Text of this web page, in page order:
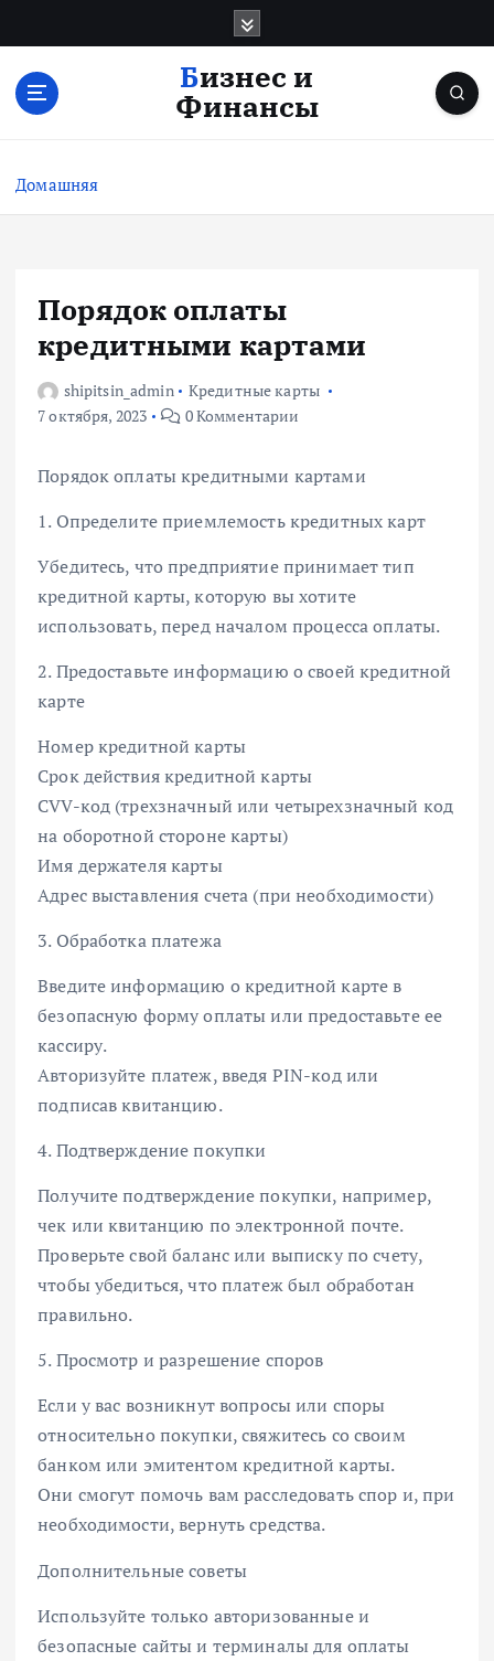
с
Бизнес и
Финансы
Домашняя
Порядок оплаты
кредитными картами
shipitsin_admin
Кредитные карты
7 октября, 2023
0 Комментарии
Порядок оплаты кредитными картами
1. Определите приемлемость кредитных карт
Убедитесь, что предприятие принимает тип
кредитной карты, которую вы хотите
использовать, перед началом процесса оплаты.
2. Предоставьте информацию о своей кредитной
карте
Номер кредитной карты
Срок действия кредитной карты
CVV-код (трехзначный или четырехзначный код
на оборотной стороне карты)
Имя держателя карты
Адрес выставления счета (при необходимости)
3. Обработка платежа
Введите информацию о кредитной карте в
безопасную форму оплаты или предоставьте ее
кассиру.
Авторизуйте платеж, введя PIN-код или
подписав квитанцию.
4. Подтверждение покупки
Получите подтверждение покупки, например,
чек или квитанцию по электронной почте.
Проверьте свой баланс или выписку по счету,
чтобы убедиться, что платеж был обработан
правильно.
5. Просмотр и разрешение споров
Если у вас возникнут вопросы или споры
относительно покупки, свяжитесь со своим
банком или эмитентом кредитной карты.
Они смогут помочь вам расследовать спор и, при
необходимости, вернуть средства.
Дополнительные советы
Используйте только авторизованные и
безопасные сайты и терминалы для оплаты